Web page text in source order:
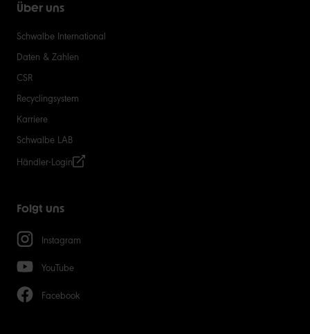
Über uns
Schwalbe International
Daten & Zahlen
CSR
Recyclingsystem
Karriere
Schwalbe LAB
Händler-Login
Folgt uns
Instagram
YouTube
Facebook